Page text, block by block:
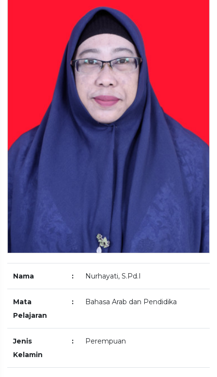
Nama : Nurhayati, S.Pd.I
Mata
Pelajaran
: Bahasa Arab dan Pendidika
Jenis
Kelamin
: Perempuan